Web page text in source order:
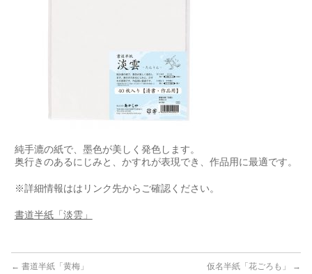
純手漉の紙で、墨色が美しく発色します。
奥行きのあるにじみと、かすれが表現でき、作品用に最適です。
※詳細情報ははリンク先からご確認ください。
書道半紙「淡雲」
← 書道半紙「黄梅」 仮名半紙「花ごろも」 →